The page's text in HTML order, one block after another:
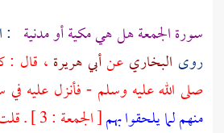
سورة الجمعة هل هي مكية أو مدنية :
روى البخاري عنأبي هريرة ، قال :
صلى الله عليه وسلم - فأنزل عليه في
منهم لما يلحقوا بهم
[